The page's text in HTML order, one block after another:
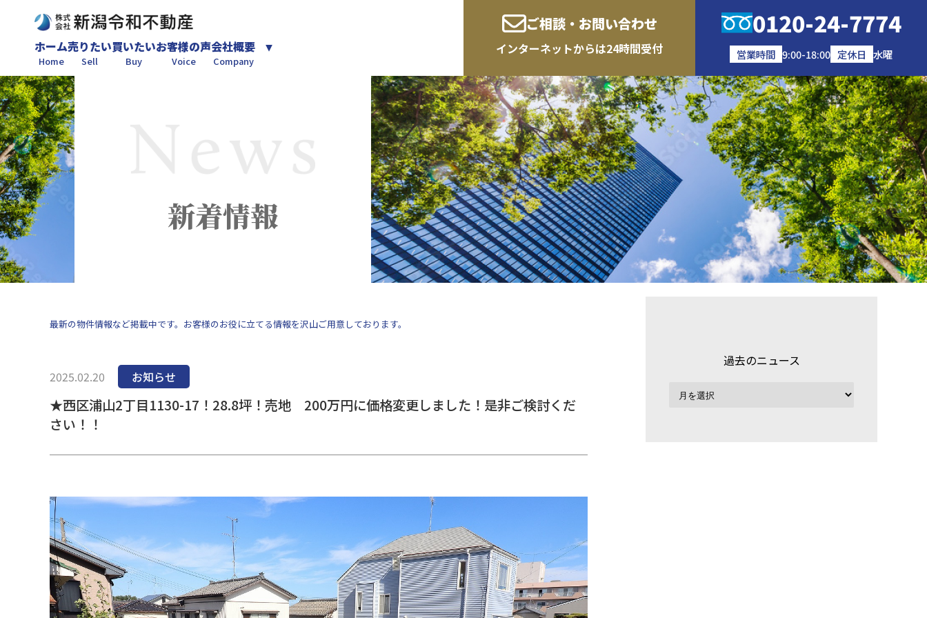
ホーム
Home
売りたい
Sell
買いたい
Buy
お客様の声
Voice
会社概要
Company
ご相談・お問い合わせ
インターネットからは24時間受付
0120-24-7774
営業時間 9:00-18:00 定休日 水曜
新着情報
最新の物件情報など掲載中です。お客様のお役に立てる情報を沢山ご用意しております。
2025.02.20 お知らせ
★西区浦山2丁目1130-17！28.8坪！売地 200万円に価格変更しました！是非ご検討くだ
さい！！
過去のニュース